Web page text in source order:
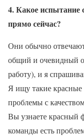
4. Какое
прямо сейчас?
Они обычно
общий и очевидный
работу), и я
Я ищу такие
проблемы с
Вы узнаете красный
команды есть